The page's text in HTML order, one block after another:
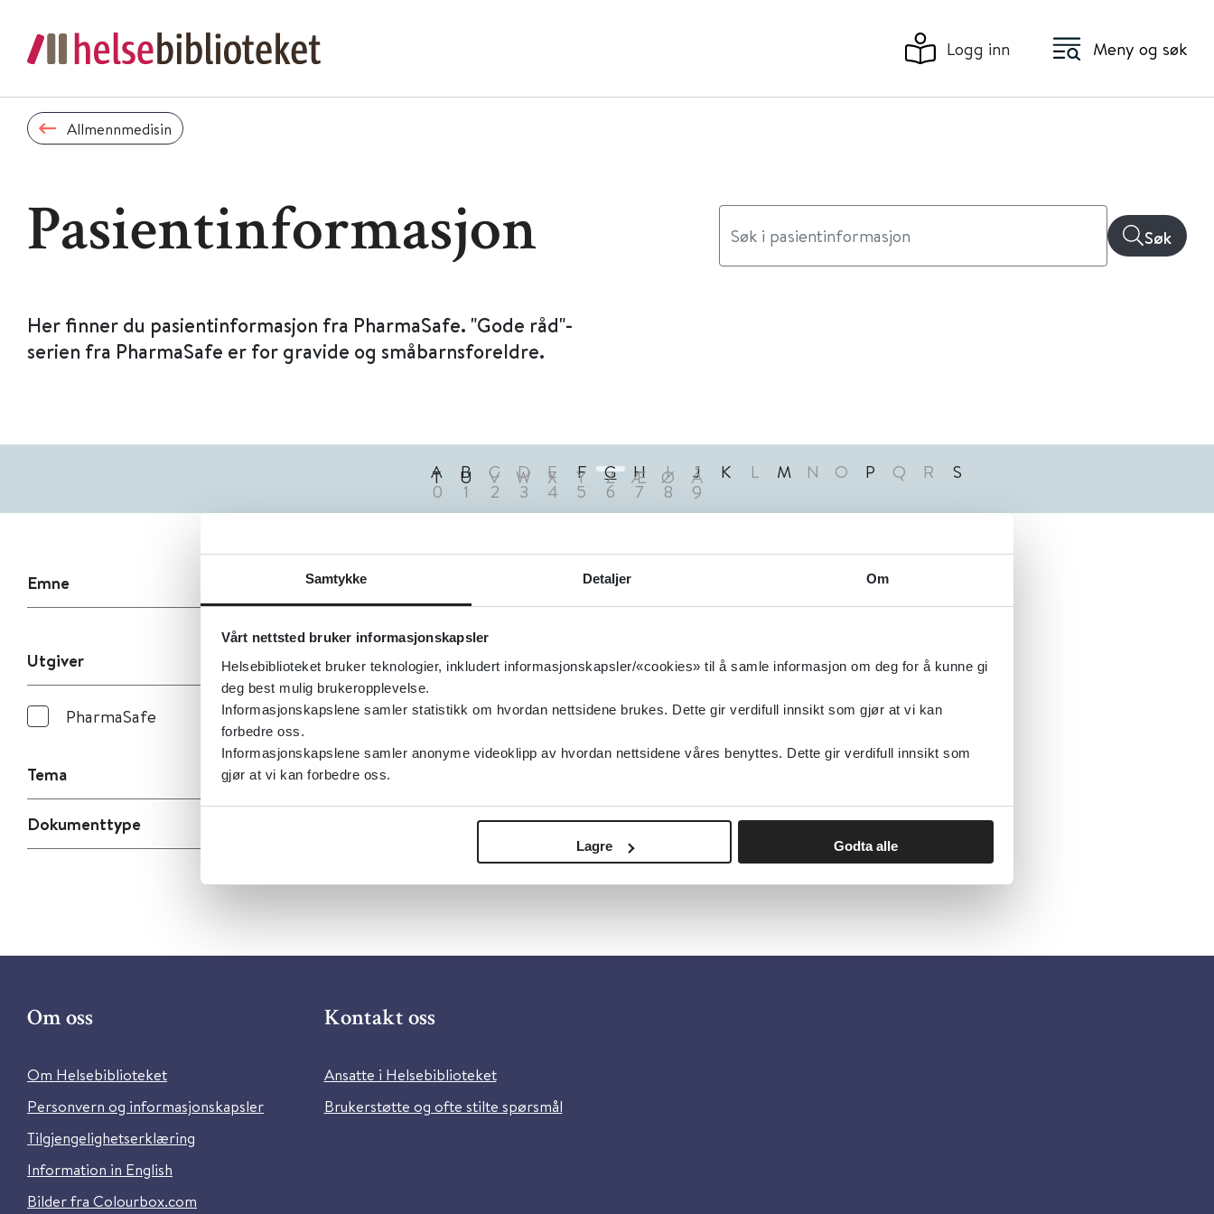
Samtykke Detaljer Om
Vårt nettsted bruker informasjonskapsler
Helsebiblioteket bruker teknologier, inkludert informasjonskapsler/«cookies» til å samle informasjon om deg for å kunne gi
deg best mulig brukeropplevelse.
Informasjonskapslene samler statistikk om hvordan nettsidene brukes. Dette gir verdifull innsikt som gjør at vi kan
forbedre oss.
Informasjonskapslene samler anonyme videoklipp av hvordan nettsidene våres benyttes. Dette gir verdifull innsikt som
gjør at vi kan forbedre oss.
Lagre Godta alle
Logg inn Meny og søk
Allmennmedisin
Pasientinformasjon Søk
Her finner du pasientinformasjon fra PharmaSafe. "Gode råd"-
serien fra PharmaSafe er for gravide og småbarnsforeldre.
A B C D E F G H I J K L M N O P Q R S
T U V W X Y Z Æ Ø Å
0 1 2 3 4 5 6 7 8 9
Emne
Utgiver
PharmaSafe
Tema
Dokumenttype
Om oss
Om Helsebiblioteket
Personvern og informasjonskapsler
Tilgjengelighetserklæring
Information in English
Bilder fra Colourbox.com
Kontakt oss
Ansatte i Helsebiblioteket
Brukerstøtte og ofte stilte spørsmål